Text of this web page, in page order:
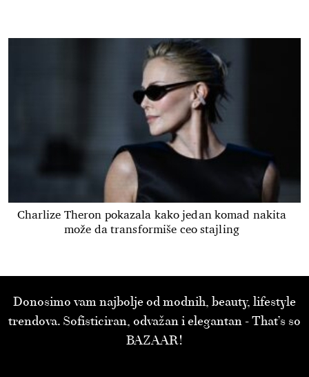
Charlize Theron pokazala kako jedan komad nakita
može da transformiše ceo stajling
Donosimo vam najbolje od modnih, beauty, lifestyle
trendova. Sofisticiran, odvažan i elegantan - That’s so
BAZAAR!